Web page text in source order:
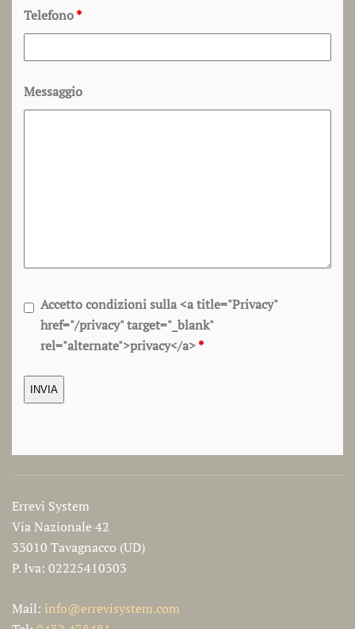
Telefono*
Messaggio
Accetto condizioni sulla <a title="Privacy"
href="/privacy" target="_blank"
rel="alternate">privacy</a>*
Errevi System
Via Nazionale 42
33010 Tavagnacco (UD)
P. Iva: 02225410303
Mail: info@errevisystem.com